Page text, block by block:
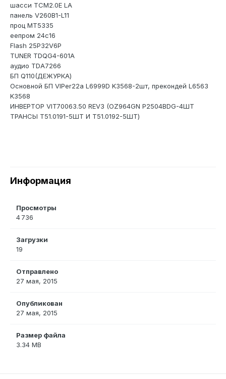
шасси TCM2.0E LA
панель V260B1-L11
проц MT5335
еепром 24c16
Flash 25P32V6P
TUNER TDQG4-601A
аудио TDA7266
БП Q110(ДЕЖУРКА)
Основной БП VIPer22a L6999D K3568-2шт, прекондей L6563
K3568
ИНВЕРТОР VIT70063.50 REV3 (OZ964GN P2504BDG-4ШТ
ТРАНСЫ T51.0191-5ШТ И T51.0192-5ШТ)
Информация
Просмотры
4 736
Загрузки
19
Отправлено
27 мая, 2015
Опубликован
27 мая, 2015
Размер файла
3.34 MB